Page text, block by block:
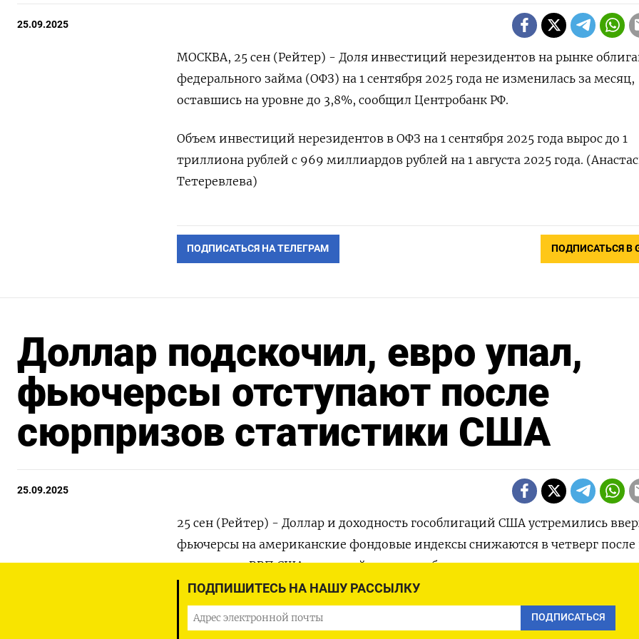
ПОДПИШИТЕСЬ НА НАШУ РАССЫЛКУ
ПОДПИСАТЬСЯ
25.09.2025
МОСКВА, 25 сен (Рейтер) - Доля инвестиций нерезидентов на рынке
федерального займа (ОФЗ) на 1 сентября 2025 года не изменилась за месяц,
оставшись на уровне до 3,8%, сообщил Центробанк РФ.
Объем инвестиций нерезидентов в ОФЗ на 1 сентября 2025 года вырос до 1
триллиона рублей с 969 миллиардов рублей на 1 августа 2025 года.
Тетеревлева)
ПОДПИСАТЬСЯ НА ТЕЛЕГРАМ ПОДПИСАТЬСЯ В
Доллар подскочил, евро упал,
фьючерсы отступают после
сюрпризов статистики США
25.09.2025
25 сен (Рейтер) - Доллар и доходность гособлигаций США устремились
фьючерсы на американские фондовые индексы снижаются в четверг после
показателя ВВП США за второй квартал, обогнавшего прогноз, и порции
статданных.
Индекс доллара к корзине основных валют к 15:33 МСК вырос на 0,28% до